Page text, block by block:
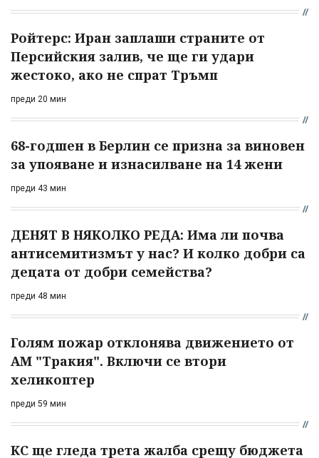
Ройтерс: Иран заплаши страните от
Персийския залив, че ще ги удари
жестоко, ако не спрат Тръмп
преди 20 мин
68-годшен в Берлин се призна за виновен
за упояване и изнасилване на 14 жени
преди 43 мин
ДЕНЯТ В НЯКОЛКО РЕДА: Има ли почва
антисемитизмът у нас? И колко добри са
децата от добри семейства?
преди 48 мин
Голям пожар отклонява движението от
АМ "Тракия". Включи се втори
хеликоптер
преди 59 мин
КС ще гледа трета жалба срещу бюджета